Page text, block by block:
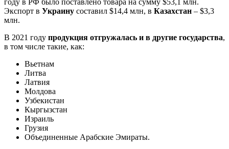
Экспорт в Украину составил $14,4 млн, в Казахстан – $3,3
млн.
В 2021 году продукция отгружалась и в другие государства,
в том числе такие, как:
Вьетнам
Литва
Латвия
Молдова
Узбекистан
Кыргызстан
Израиль
Грузия
Объединенные Арабские Эмираты.